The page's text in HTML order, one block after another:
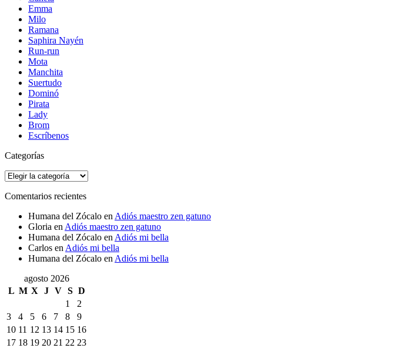
Emma
Milo
Ramana
Saphira Nayén
Run-run
Mota
Manchita
Suertudo
Dominó
Pirata
Lady
Brom
Escríbenos
Categorías
Categorías
Comentarios recientes
Humana del Zócalo en Adiós maestro zen gatuno
Gloria en Adiós maestro zen gatuno
Humana del Zócalo en Adiós mi bella
Carlos en Adiós mi bella
Humana del Zócalo en Adiós mi bella
agosto 2026
L M X J V S D
1
2
3
4 5 6 7 8
9
10 11 12 13 14 15 16
17 18 19 20 21 22 23